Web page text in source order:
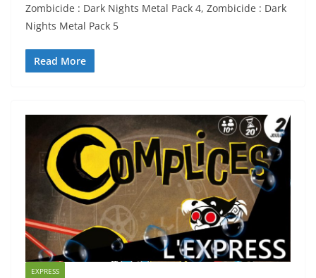
Zombicide : Dark Nights Metal Pack 4, Zombicide : Dark
Nights Metal Pack 5
Read More
EXPRESS